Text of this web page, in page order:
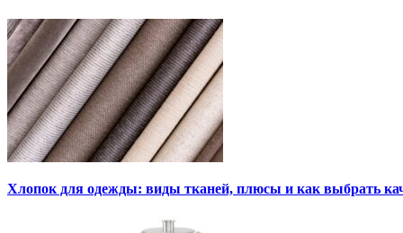
Хлопок для одежды: виды тканей, плюсы и как выбрать